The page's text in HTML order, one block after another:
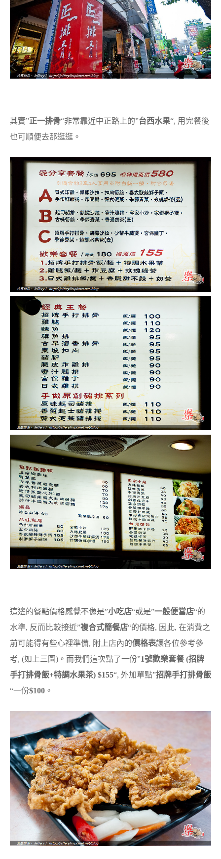
其實”正一排骨“非常靠近中正路上的”台西水果“, 用完餐後
也可順便去那逛逛。
這邊的餐點價格感覺不像是”小吃店“或是”一般便當店“的
水準, 反而比較接近”複合式簡餐店“的價格, 因此, 在消費之
前可能得有些心裡準備, 附上店內的價格表讓各位參考參
考, (如上三圖)。而我們這次點了一份”1號歡樂套餐 (招牌
手打排骨飯+特調水果茶) $155“, 外加單點”招牌手打排骨飯
“一份$100 。